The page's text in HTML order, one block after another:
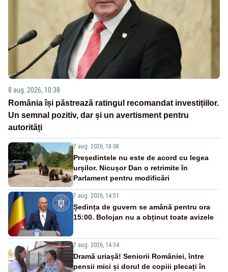
8 aug. 2026, 10:38
România își păstrează ratingul recomandat investițiilor.
Un semnal pozitiv, dar și un avertisment pentru
autorități
7 aug. 2026, 18:08
Președintele nu este de acord cu legea
urșilor. Nicușor Dan o retrimite în
Parlament pentru modificări
7 aug. 2026, 14:51
Ședința de guvern se amână pentru ora
15:00. Bolojan nu a obținut toate avizele
7 aug. 2026, 14:34
Dramă uriașă! Seniorii României, între
pensii mici și dorul de copiii plecați în